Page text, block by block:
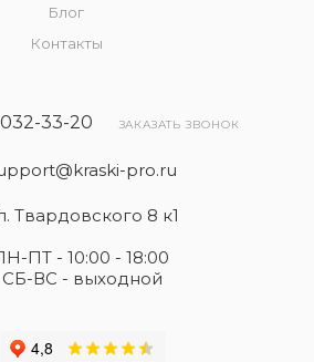
Блог
Контакты
33-20 ЗАКАЗАТЬ ЗВОНОК
pro.ru
Твардовского 8 к1
ПТ - 10:00 - 18:00
СБ-ВС - выходной